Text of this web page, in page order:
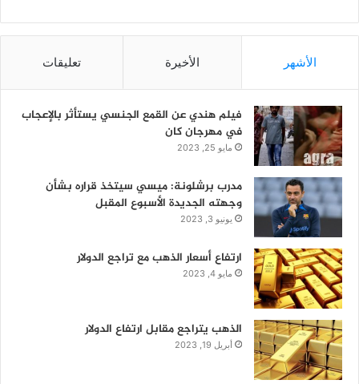
الأشهر الأخيرة تعليقات
فيلم هندي عن القمع الجنسي يستأثر بالإعجاب
في مهرجان كان
مايو 25, 2023
مدرب برشلونة: ميسي سيتخذ قراره بشأن
وجهته الجديدة الأسبوع المقبل
يونيو 3, 2023
ارتفاع أسعار الذهب مع تراجع الدولار
مايو 4, 2023
الذهب يتراجع مقابل ارتفاع الدولار
أبريل 19, 2023